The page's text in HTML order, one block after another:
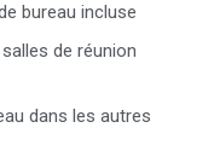
bureau incluse
de réunion
dans les autres